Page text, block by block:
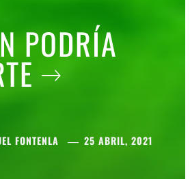
PODRÍA
FONTENLA
25 ABRIL, 2021